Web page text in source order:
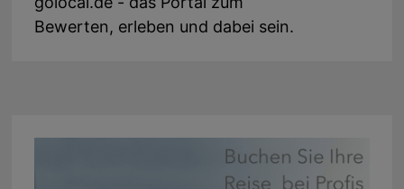
Bewerten, erleben und dabei sein.